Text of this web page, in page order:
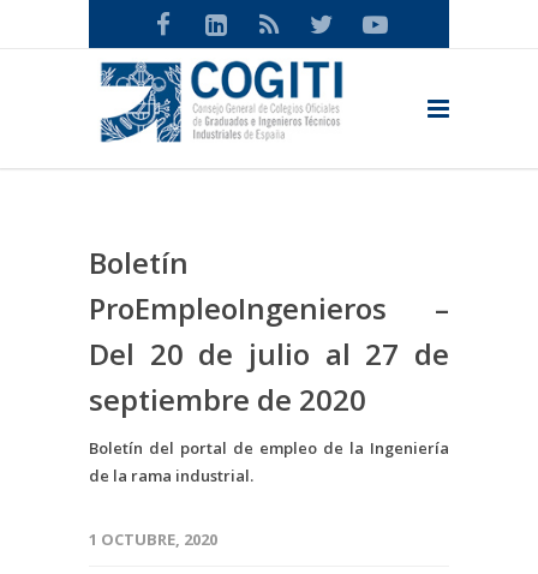
Boletín
ProEmpleoIngenieros –
Del 20 de julio al 27 de
septiembre de 2020
Boletín del portal de empleo de la Ingeniería
de la rama industrial.
1 OCTUBRE, 2020